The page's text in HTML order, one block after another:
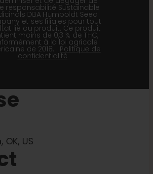
responsabilité Sustainable
DBA Humboldt Seed
et ses filiales pour tout
lié au produit. Ce produit
moins de 0,3 % de THC,
à la loi agricole
de 2018. | Politique de
confidentialité
US